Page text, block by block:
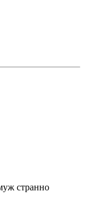
странно